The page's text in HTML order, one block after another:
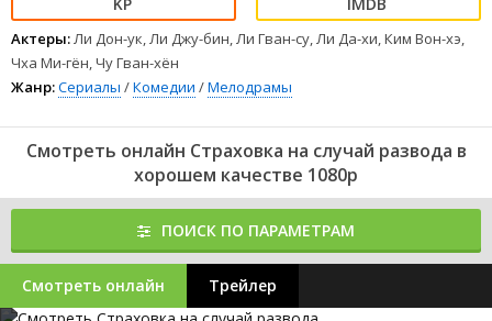
Актеры:Ли Дон-ук, Ли Джу-бин, Ли Гван-су, Ли Да-хи, Ким Вон-хэ,
Чха Ми-гён, Чу Гван-хён
Жанр:Сериалы /Комедии /Мелодрамы
Смотреть онлайн Страховка на случай развода в
хорошем качестве 1080p
ПОИСК ПО ПАРАМЕТРАМ
Смотреть онлайн Трейлер